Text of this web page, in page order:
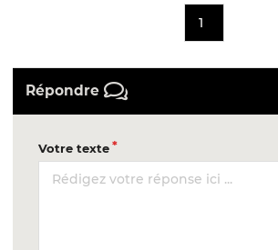
1
Répondre
Votre texte